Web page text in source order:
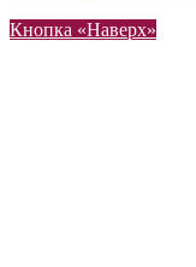
Кнопка «Наверх»